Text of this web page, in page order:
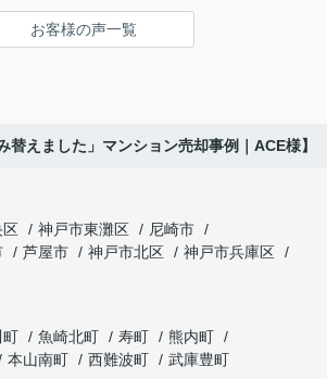
む時間が増えました。
暮らしを前向きに考えられるようにな
えを決断して本当に良かったと思ってい
の販売方法をご提案いただきました。
く、長期保有したい物件です。」
このビルを大切に運営してくださること
た。
きた資産を安心して引き継ぐことがで
員が納得できる売却となりました。
、子どもが高校進学を意識する年齢にな
イド西宮北口」の査定だけでなく、新居
イミングや資金計画についても丁寧に説
さいました。
は、西宮北口駅へのアクセス、阪急西宮
、教育施設、商業施設など、このエリア
お客様の声一覧
えました」マンション売却事例｜ACE様】
区 神戸市東灘区
尼崎市
芦屋市 神戸市北区
神戸市兵庫区
町 魚崎北町 寿町
熊内町
本山南町 西難波町
武庫豊町